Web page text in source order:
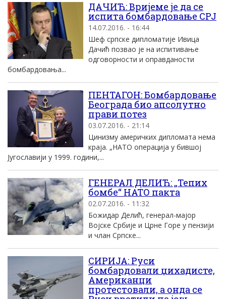
ДАЧИЋ: Вријеме је да се
испита бомбардовање СРЈ
14.07.2016. - 16:44
Шеф српске дипломатије Ивица
Дачић позвао је на испитивање
одговорности и оправданости
бомбардовања...
ПЕНТАГОН: Бомбардовање
Београда био апсолутно
прави потез
03.07.2016. - 21:14
Цинизму америчких дипломата нема
краја. „НАТО операција у бившој
Југославији у 1999. години,...
ГЕНЕРАЛ ДЕЛИЋ: „Тепих
бомбе“ НАТО пакта
02.07.2016. - 11:32
Божидар Делић, генерал-мајор
Војске Србије и Црне Горе у пензији
и члан Српске...
СИРИЈА: Руси
бомбардовали џихадисте,
Американци
протестовали, а онда се